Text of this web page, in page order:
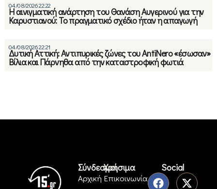
04/08/2026 22:22
Η αινιγματική ανάρτηση του Θανάση Αυγερινού για την
Καρυστιανού: Το πραγματικό σχέδιο ήταν η απαγωγή
04/08/2026 22:21
Δυτική Αττική: Αντιπυρικές ζώνες του AntiNero «έσωσαν»
Βίλια και Πάρνηθα από την καταστροφική φωτιά
Σύνδεσμοι
Αρχική
Χρήσιμα
Επικοινωνία
Social